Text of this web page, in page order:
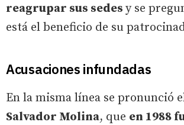
reagrupar sus sedes y se
está el beneficio de su
Acusaciones infundadas
En la misma línea se pronunció
Salvador Molina, que en 1988